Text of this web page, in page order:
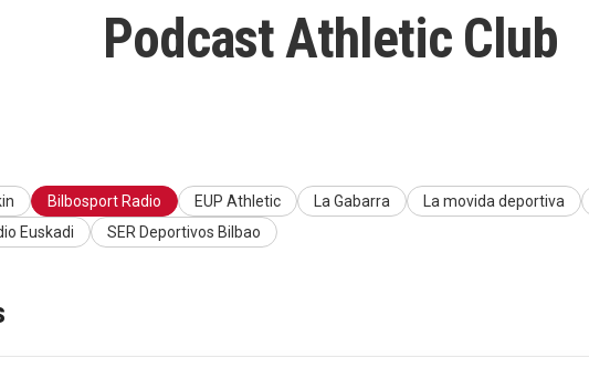
Podcast Athletic Club
Bilbosport Radio EUP Athletic La Gabarra La movida deportiva
Euskadi SER Deportivos Bilbao